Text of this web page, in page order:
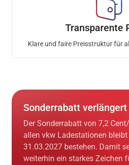
Transparente
Klare und faire Preisstruktur für
Sonderrabatt
Der Sonderrabatt von 7,2
allen vkw Ladestationen
31.03.2027 bestehen. Damit
weiterhin ein starkes Zeichen